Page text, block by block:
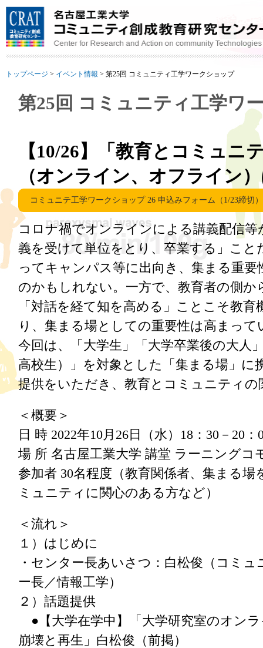
トップページ > イベント情報 > 第25回 コミュニティ工学ワークショップ
第25回 コミュニティ工学ワ
【10/26】「教育とコミュニ
（オンライン、オフライン
コミュニテ工学ワークショップ 26 申込みフォーム（1/23締切）
コロナ禍でオンラインによる講義配信等
義を受けて単位をとり、卒業する」こ
ってキャンパス等に出向き、集まる重
のかもしれない。一方で、教育者の側か
「対話を経て知を高める」ことこそ教
り、集まる場としての重要性は高まっ
今回は、「大学生」「大学卒業後の大人
高校生）」を対象とした「集まる場」に
提供をいただき、教育とコミュニティ
＜概要＞
日 時 2022年10月26日（水）18：30－20：
場 所 名古屋工業大学 講堂 ラーニングコ
参加者 30名程度（教育関係者、集まる
ミュニティに関心のある方など）
＜流れ＞
１）はじめに
・センター長あいさつ：白松俊（コミ
ー長／情報工学）
２）話題提供
●【大学在学中】「大学研究室のオン
崩壊と再生」白松俊（前掲）